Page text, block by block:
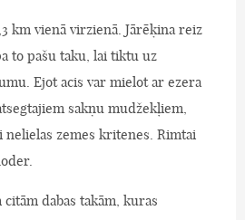
km vienā virzienā. Jārēķina reiz
to pašu taku, lai tiktu uz
Ejot acis var mielot ar ezera
sakņu mudžekļiem,
nelielas zemes kritenes. Rimtai
dabas takām, kuras